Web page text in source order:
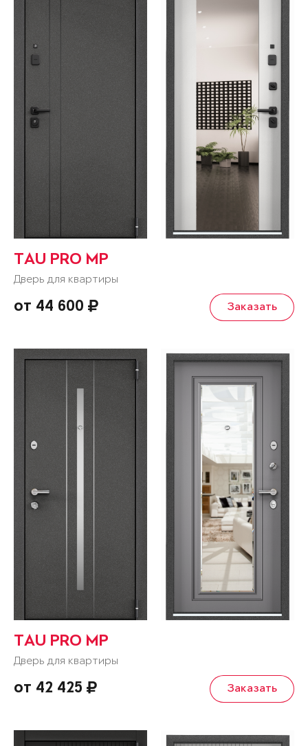
TAU PRO MP
Дверь для квартиры
от 44 600 Заказать
TAU PRO MP
Дверь для квартиры
от 42 425 Заказать